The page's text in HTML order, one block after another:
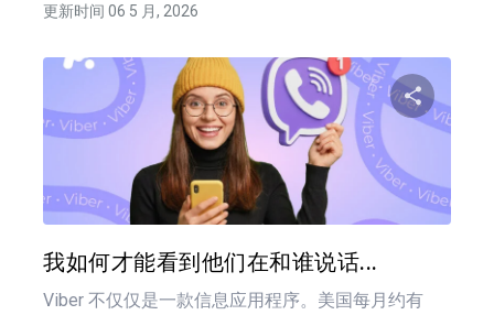
更新时间 06 5 月, 2026
我如何才能看到他们在和谁说话...
Viber 不仅仅是一款信息应用程序。美国每月约有